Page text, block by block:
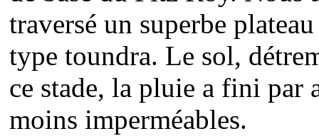
traversé un superbe
type toundra. Le sol,
ce stade, la pluie a fini par
moins imperméables.